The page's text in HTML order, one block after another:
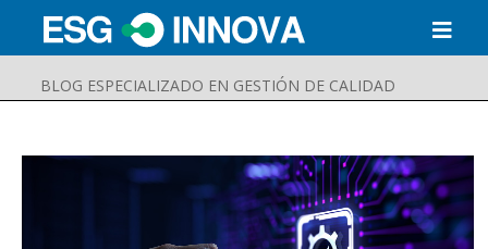
BLOG ESPECIALIZADO EN GESTIÓN DE CALIDAD